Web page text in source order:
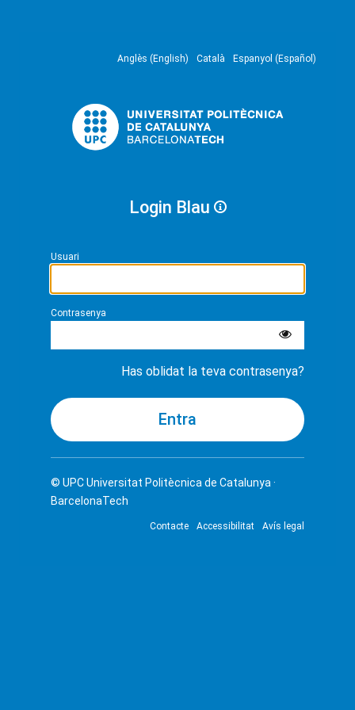
Anglès (English) Català Espanyol (Español)
Login Blau
Usuari
Contrasenya
Has oblidat la teva contrasenya?
© UPCUniversitat Politècnica de Catalunya ·
BarcelonaTech
Contacte Accessibilitat Avís legal